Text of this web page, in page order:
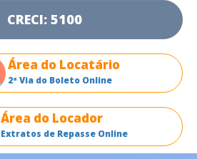
CRECI: 5100
Área do Locatário
2ª Via do Boleto Online
Área do Locador
Extratos de Repasse Online